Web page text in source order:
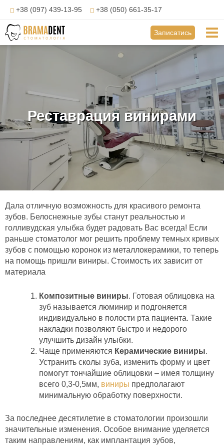
вмісту
+38 (097) 439-13-95 +38 (050) 661-35-17
Записатись
Реставрация винирами
Дала отличную возможность для красивого ремонта
зубов. Белоснежные зубы станут реальностью и
голливудская улыбка будет радовать Вас всегда! Если
раньше стоматолог мог решить проблему темных кривых
зубов с помощью коронок из металлокерамики, то теперь
на помощь пришли виниры. Стоимость их зависит от
материала
Композитные виниры. Готовая облицовка на
зуб называется люминир и подгоняется
индивидуально в полости рта пациента. Такие
накладки позволяют быстро и недорого
улучшить дизайн улыбки.
Чаще применяются Керамические виниры.
Устранить сколы зуба, изменить форму и цвет
помогут тончайшие облицовки – имея толщину
всего 0,3-0,5мм, виниры предполагают
минимальную обработку поверхности.
За последнее десятилетие в стоматологии произошли
значительные изменения. Особое внимание уделяется
таким направлениям, как имплантация зубов,